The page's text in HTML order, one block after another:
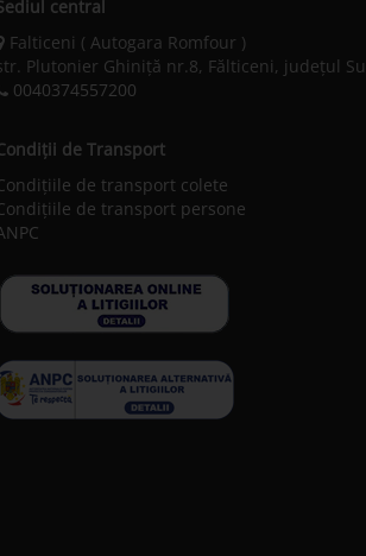
central
Falticeni ( Autogara Romfour )
Plutonier Ghiniţă nr.8, Fălticeni, judeţul
0040374557200
de Transport
de transport colete
de transport persone